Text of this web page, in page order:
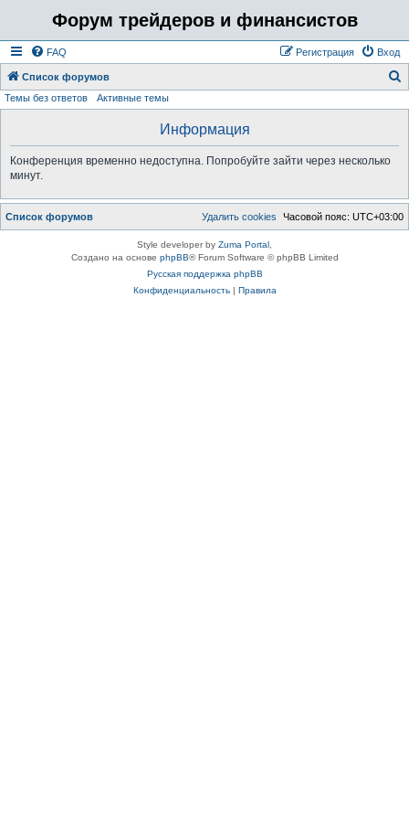
Форум трейдеров и финансистов
FAQ Вход
Регистрация
Список форумов
Темы без ответов Активные темы
Информация
Конференция временно недоступна. Попробуйте зайти через несколько
минут.
Список форумов Часовой пояс: UTC+03:00
Удалить cookies
Style developer by Zuma Portal
Создано на основе phpBB® Forum Software © phpBB Limited
Русская поддержка phpBB
Конфиденциальность| Правила